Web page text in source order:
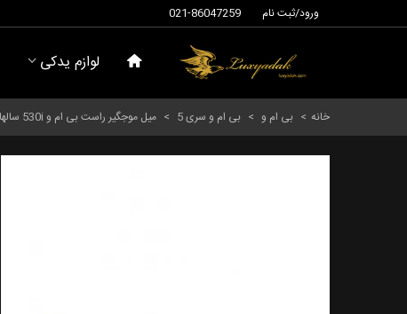
021-86047259 ورود/ثبت نام
لوازم یدکی
خانه > بی ام و > بی ام و سری 5 > میل موجگیر راست بی ام و 530i سالهای 2001 تا 2009 (مایله) - 31306781548